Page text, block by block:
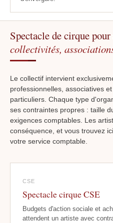
Spectacle de cirque
collectivités,
Le collectif intervient
professionnelles, associatives
particuliers. Chaque type
ses contraintes propres : taille
exigences comptables. Les
conséquence, et vous trouvez
votre service comptable.
CSE
Spectacle cirque CSE
Budgets d'action sociale et
attendent un artiste avec